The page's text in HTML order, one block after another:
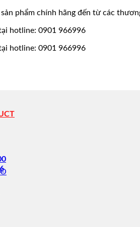
sản phẩm chính hãng đến từ các
hotline: 0901 966996
hotline: 0901 966996